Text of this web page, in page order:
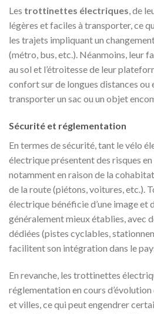
Les trottinettes électriques, de
légères et faciles à transporter, ce
les trajets impliquant un
(métro, bus, etc.). Néanmoins, leur
au sol et l’étroitesse de leur
confort sur de longues distances ou
transporter un sac ou un objet
Sécurité et réglementation
En termes de sécurité, tant le vélo
électrique présentent des risques
notamment en raison de la
de la route (piétons, voitures, etc.).
électrique bénéficie d’une image et
généralement mieux établies, avec
dédiées (pistes cyclables,
facilitent son intégration dans le
En revanche, les trottinettes
réglementation en cours
et villes, ce qui peut engendrer